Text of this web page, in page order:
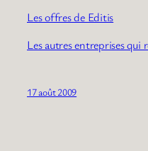
Les offres de Editis
Les autres entreprises
17 août 2009